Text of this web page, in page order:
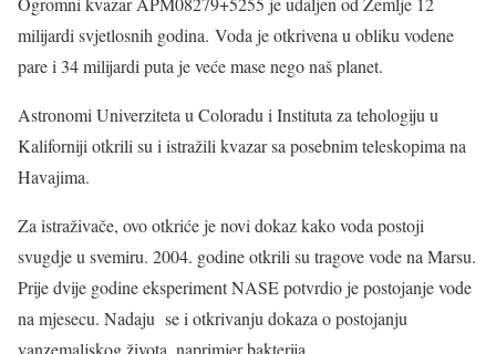
milijardi svjetlosnih godina. Voda je otkrivena u obliku vodene
pare i 34 milijardi puta je veće mase nego naš planet.
Astronomi Univerziteta u Coloradu i Instituta za tehologiju u
Kaliforniji otkrili su i istražili kvazar sa posebnim teleskopima na
Havajima.
Za istraživače, ovo otkriće je novi dokaz kako voda postoji
svugdje u svemiru. 2004. godine otkrili su tragove vode na Marsu.
Prije dvije godine eksperiment NASE potvrdio je postojanje vode
na mjesecu. Nadaju se i otkrivanju dokaza o postojanju
vanzemaljskog života, naprimjer bakterija.